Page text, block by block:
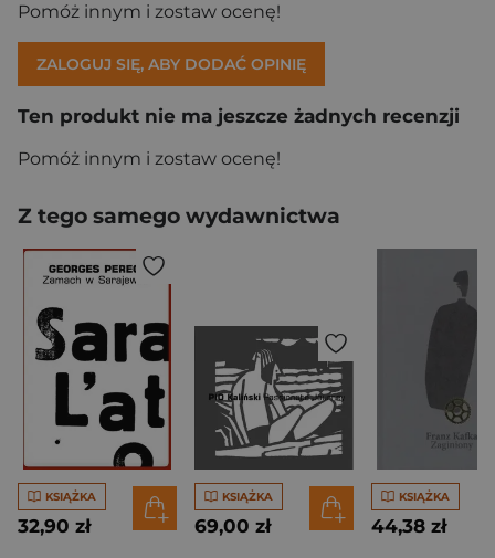
Pomóż innym i zostaw ocenę!
ZALOGUJ SIĘ, ABY DODAĆ OPINIĘ
Ten produkt nie ma jeszcze żadnych recenzji
Pomóż innym i zostaw ocenę!
Z tego samego wydawnictwa
KSIĄŻKA
32,90 zł
KSIĄŻKA
69,00 zł
KSIĄŻKA
44,38 zł